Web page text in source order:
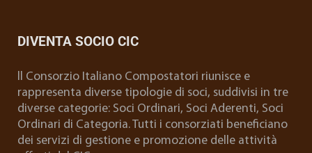
DIVENTA SOCIO CIC
ll Consorzio Italiano Compostatori riunisce e
rappresenta diverse tipologie di soci, suddivisi in tre
diverse categorie: Soci Ordinari, Soci Aderenti, Soci
Ordinari di Categoria. Tutti i consorziati beneficiano
dei servizi di gestione e promozione delle attività